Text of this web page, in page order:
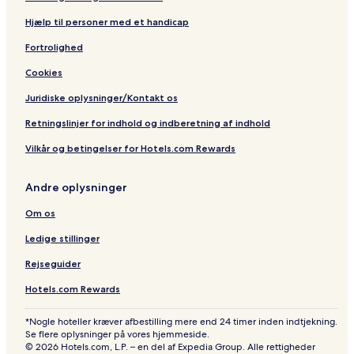
i
e
Hjælp til personer med et handicap
Fortrolighed
Cookies
Juridiske oplysninger/Kontakt os
Retningslinjer for indhold og indberetning af indhold
Vilkår og betingelser for Hotels.com Rewards
Andre oplysninger
Om os
Ledige stillinger
Rejseguider
Hotels.com Rewards
*Nogle hoteller kræver afbestilling mere end 24 timer inden indtjekning.
Se flere oplysninger på vores hjemmeside.
© 2026 Hotels.com, L.P. – en del af Expedia Group. Alle rettigheder